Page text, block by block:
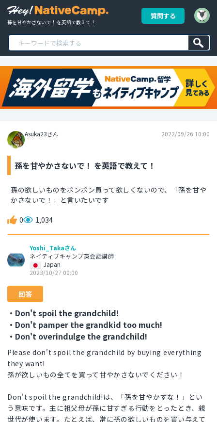
孫を甘やかさないで！ を英語で教えて！
質問する
Asuka23さん 2022/09/26 10:00
孫を甘やかさないで！ を英語で教えて！
孫の欲しいものをポンポン買って欲しくないので、「孫を甘や
かさないで！」と言いたいです
0 1,034
Yoshi_Takaさん
ネイティブキャンプ英会話講師
Japan
2023/10/27 00:00
回答
・Don't spoil the grandchild!
・Don't pamper the grandkid too much!
・Don't overindulge the grandchild!
Please don't spoil the grandchild by buying everything
they want!
孫が欲しいもの全てを買って甘やかさないでください！
Don't spoil the grandchild!は、「孫を甘やかすな！」とい
う意味です。主に祖父母が孫に甘すぎる行動をとったとき、親
世代が使います。たとえば、常に孫の欲しいものを買い与えて